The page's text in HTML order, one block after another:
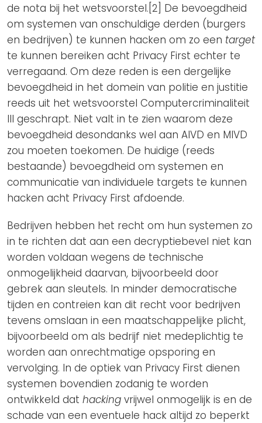
de nota bij het wetsvoorstel.[2] De bevoegdheid
om systemen van onschuldige derden (burgers
en bedrijven) te kunnen hacken om zo een target
te kunnen bereiken acht Privacy First echter te
verregaand. Om deze reden is een dergelijke
bevoegdheid in het domein van politie en justitie
reeds uit het wetsvoorstel Computercriminaliteit
III geschrapt. Niet valt in te zien waarom deze
bevoegdheid desondanks wel aan AIVD en MIVD
zou moeten toekomen. De huidige (reeds
bestaande) bevoegdheid om systemen en
communicatie van individuele targets te kunnen
hacken acht Privacy First afdoende.
Bedrijven hebben het recht om hun systemen zo
in te richten dat aan een decryptiebevel niet kan
worden voldaan wegens de technische
onmogelijkheid daarvan, bijvoorbeeld door
gebrek aan sleutels. In minder democratische
tijden en contreien kan dit recht voor bedrijven
tevens omslaan in een maatschappelijke plicht,
bijvoorbeeld om als bedrijf niet medeplichtig te
worden aan onrechtmatige opsporing en
vervolging. In de optiek van Privacy First dienen
systemen bovendien zodanig te worden
ontwikkeld dat hacking vrijwel onmogelijk is en de
schade van een eventuele hack altijd zo beperkt